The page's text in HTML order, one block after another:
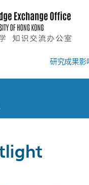
研究成果影